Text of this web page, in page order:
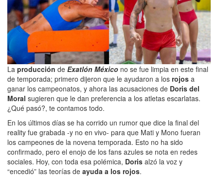
La producción de Exatlón México no se fue limpia en este final
de temporada; primero dijeron que le ayudaron a los rojos a
ganar los campeonatos, y ahora las acusaciones de Doris del
Moral sugieren que le dan preferencia a los atletas escarlatas.
¿Qué pasó?, te contamos todo.
En los últimos días se ha corrido un rumor que dice la final del
reality fue grabada -y no en vivo- para que Mati y Mono fueran
los campeones de la novena temporada. Esto no ha sido
confirmado, pero el enojo de los fans azules se nota en redes
sociales. Hoy, con toda esa polémica, Doris alzó la voz y
“encedió” las teorías de ayuda a los rojos.